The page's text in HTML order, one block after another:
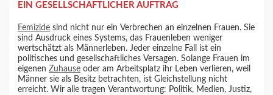
EIN GESELLSCHAFTLICHER AUFTRAG
Femizide sind nicht nur ein Verbrechen an einzelnen Frauen. Sie
sind Ausdruck eines Systems, das Frauenleben weniger
wertschätzt als Männerleben. Jeder einzelne Fall ist ein
politisches und gesellschaftliches Versagen. Solange Frauen im
eigenenZuhause oder am Arbeitsplatz ihr Leben verlieren, weil
Männer sie als Besitz betrachten, ist Gleichstellung nicht
erreicht. Wir alle tragen Verantwortung: Politik, Medien, Justiz,